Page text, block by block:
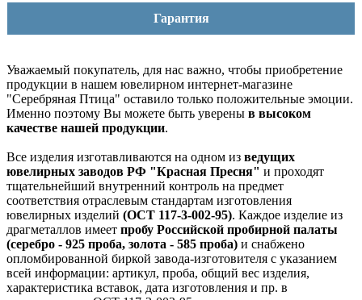
Гарантия
Уважаемый покупатель, для нас важно, чтобы приобретение
продукции в нашем ювелирном интернет-магазине
"Серебряная Птица" оставило только положительные эмоции.
Именно поэтому Вы можете быть уверены в высоком
качестве нашей продукции.
Все изделия изготавливаются на одном из ведущих
ювелирных заводов РФ "Красная Пресня" и проходят
тщательнейший внутренний контроль на предмет
соответствия отраслевым стандартам изготовления
ювелирных изделий (ОСТ 117-3-002-95). Каждое изделие из
драгметаллов имеет пробу Российской пробирной палаты
(серебро - 925 проба, золота - 585 проба) и снабжено
опломбированной биркой завода-изготовителя с указанием
всей информации: артикул, проба, общий вес изделия,
характеристика вставок, дата изготовления и пр. в